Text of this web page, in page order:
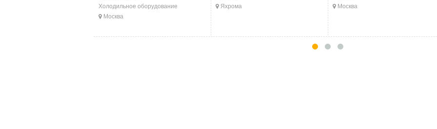
Холодильное оборудование
Москва
Яхрома
Москва